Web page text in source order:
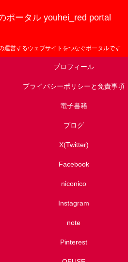
ポータル youhei_red portal
運営するウェブサイトをつなぐポータルです
プロフィール
プライバシーポリシーと免責事項
電子書籍
ブログ
X(Twitter)
Facebook
niconico
Instagram
note
Pinterest